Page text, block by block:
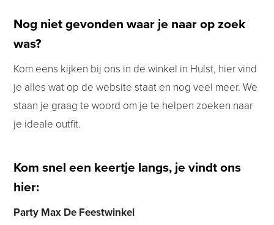
Nog niet gevonden waar je naar op zoek
was?
Kom eens kijken bij ons in de winkel in Hulst, hier vind
je alles wat op de website staat en nog veel meer. We
staan je graag te woord om je te helpen zoeken naar
je ideale outfit.
Kom snel een keertje langs, je vindt ons
hier:
Party Max De Feestwinkel